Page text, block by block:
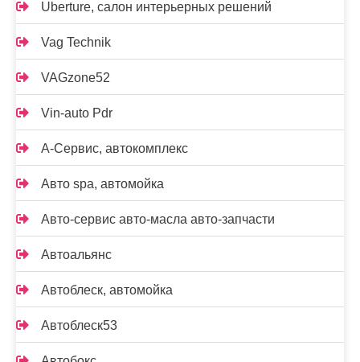
Uberture, салон интерьерных решений
Vag Technik
VAGzone52
Vin-auto Pdr
А-Сервис, автокомплекс
Авто spa, автомойка
Авто-сервис авто-масла авто-запчасти
Автоальянс
Автоблеск, автомойка
Автоблеск53